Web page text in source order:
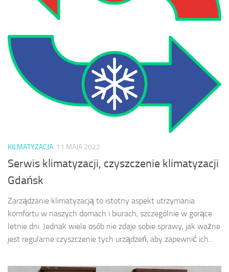
KILMATYZACJA 11 MAJA 2022
Serwis klimatyzacji, czyszczenie klimatyzacji
Gdańsk
Zarządzanie klimatyzacją to istotny aspekt utrzymania
komfortu w naszych domach i biurach, szczególnie w gorące
letnie dni. Jednak wiele osób nie zdaje sobie sprawy, jak ważne
jest regularne czyszczenie tych urządzeń, aby zapewnić ich...